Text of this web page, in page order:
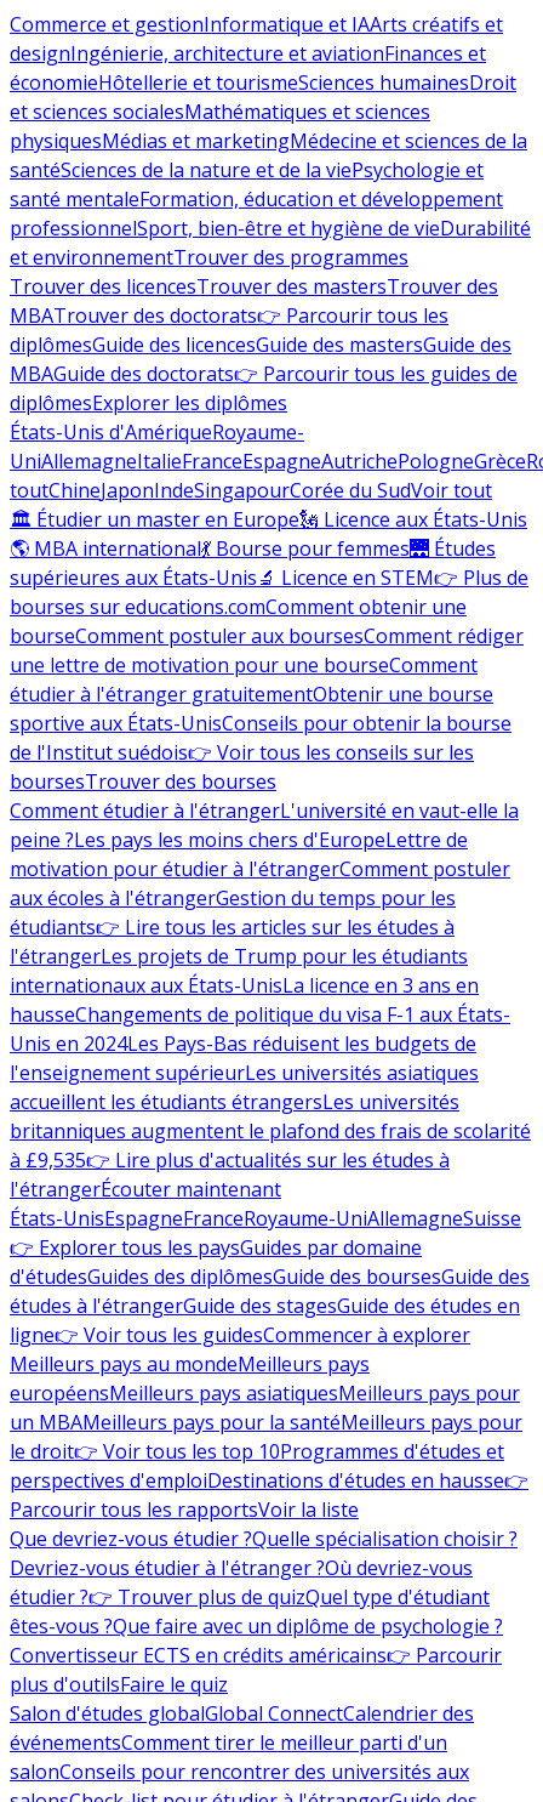
Commerce et gestionInformatique et IAArts créatifs et
designIngénierie, architecture et aviationFinances et
économieHôtellerie et tourismeSciences humainesDroit
et sciences socialesMathématiques et sciences
physiquesMédias et marketingMédecine et sciences de la
santéSciences de la nature et de la viePsychologie et
santé mentaleFormation, éducation et développement
professionnelSport, bien-être et hygiène de vieDurabilité
et environnementTrouver des programmes
Trouver des licencesTrouver des mastersTrouver des
MBATrouver des doctorats👉 Parcourir tous les
diplômesGuide des licencesGuide des mastersGuide des
MBAGuide des doctorats👉 Parcourir tous les guides de
diplômesExplorer les diplômes
États-Unis d'AmériqueRoyaume-
UniAllemagneItalieFranceEspagneAutrichePologneGrèce
toutChineJaponIndeSingapourCorée du SudVoir tout
🏛 Étudier un master en Europe🗽 Licence aux États-Unis
🌎 MBA international💃 Bourse pour femmes🌉 Études
supérieures aux États-Unis🔬 Licence en STEM👉 Plus de
bourses sur educations.comComment obtenir une
bourseComment postuler aux boursesComment rédiger
une lettre de motivation pour une bourseComment
étudier à l'étranger gratuitementObtenir une bourse
sportive aux États-UnisConseils pour obtenir la bourse
de l'Institut suédois👉 Voir tous les conseils sur les
boursesTrouver des bourses
Comment étudier à l'étrangerL'université en vaut-elle la
peine ?Les pays les moins chers d'EuropeLettre de
motivation pour étudier à l'étrangerComment postuler
aux écoles à l'étrangerGestion du temps pour les
étudiants👉 Lire tous les articles sur les études à
l'étrangerLes projets de Trump pour les étudiants
internationaux aux États-UnisLa licence en 3 ans en
hausseChangements de politique du visa F-1 aux États-
Unis en 2024Les Pays-Bas réduisent les budgets de
l'enseignement supérieurLes universités asiatiques
accueillent les étudiants étrangersLes universités
britanniques augmentent le plafond des frais de scolarité
à £9,535👉 Lire plus d'actualités sur les études à
l'étrangerÉcouter maintenant
États-UnisEspagneFranceRoyaume-UniAllemagneSuisse
👉 Explorer tous les paysGuides par domaine
d'étudesGuides des diplômesGuide des boursesGuide des
études à l'étrangerGuide des stagesGuide des études en
ligne👉 Voir tous les guidesCommencer à explorer
Meilleurs pays au mondeMeilleurs pays
européensMeilleurs pays asiatiquesMeilleurs pays pour
un MBAMeilleurs pays pour la santéMeilleurs pays pour
le droit👉 Voir tous les top 10Programmes d'études et
perspectives d'emploiDestinations d'études en hausse👉
Parcourir tous les rapportsVoir la liste
Que devriez-vous étudier ?Quelle spécialisation choisir ?
Devriez-vous étudier à l'étranger ?Où devriez-vous
étudier ?👉 Trouver plus de quizQuel type d'étudiant
êtes-vous ?Que faire avec un diplôme de psychologie ?
Convertisseur ECTS en crédits américains👉 Parcourir
plus d'outilsFaire le quiz
Salon d'études globalGlobal ConnectCalendrier des
événementsComment tirer le meilleur parti d'un
salonConseils pour rencontrer des universités aux